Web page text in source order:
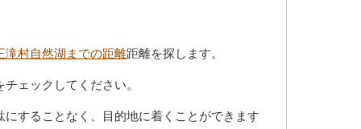
滝村自然湖までの距離距離を探します。
チェックしてください。
にすることなく、目的地に着くことができます